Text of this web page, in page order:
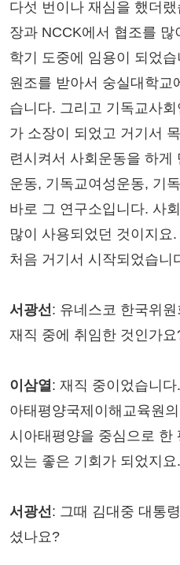
다섯 번이나 재심을 했더
장과 NCCK에서 협조를
학기 도중에 임용이 되었
원조를 받아서 숭실대학교
습니다. 그리고 기독교사
가 소장이 되었고 거기서
련시켜서 사회운동을 하게
운동, 기독교여성운동, 기
바로 그 연구소입니다. 사
많이 사용되었던 것이지요
처음 거기서 시작되었습니
서광선: 유네스코 한국위
재직 중에 취임한 것인가요
이삼열: 재직 중이었습니
아태평양국제이해교육원
시아태평양을 중심으로 한
있는 좋은 기회가 되었지요.
서광선: 그때 김대중 대통
셨나요?